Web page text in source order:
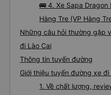
🚌 4. Xe Sapa Dragon
Hàng Tre (VP Hàng
Những câu hỏi thường gặp
đi Lào Cai
Thông tin tuyến đường
Giới thiệu tuyến đường xe
1. Về chất lượng,